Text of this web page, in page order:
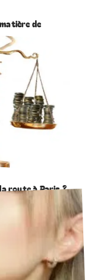
de
route à Paris ?